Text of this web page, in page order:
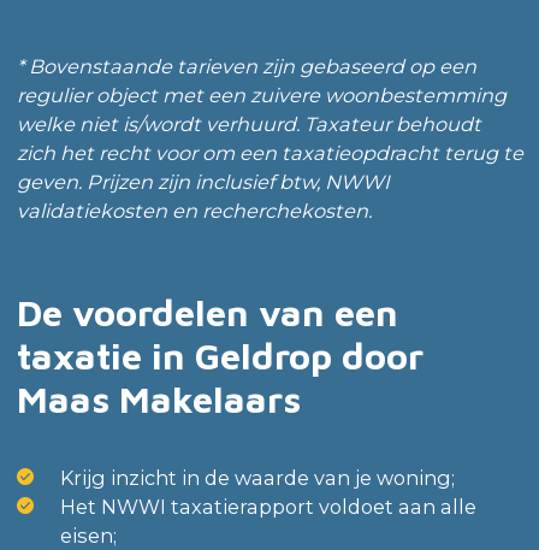
* Bovenstaande tarieven zijn gebaseerd op een
regulier object met een zuivere woonbestemming
welke niet is/wordt verhuurd. Taxateur behoudt
zich het recht voor om een taxatieopdracht terug te
geven. Prijzen zijn inclusief btw, NWWI
validatiekosten en recherchekosten.
De voordelen van een
taxatie in Geldrop door
Maas Makelaars
Krijg inzicht in de waarde van je woning;
Het NWWI taxatierapport voldoet aan alle
eisen;